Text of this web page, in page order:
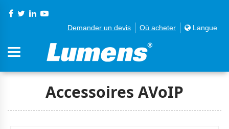
Demander un devis Où acheter Langue
Accessoires AVoIP